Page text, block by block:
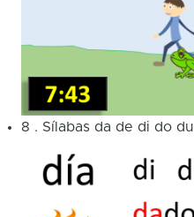
8 . Sílabas da de di do du